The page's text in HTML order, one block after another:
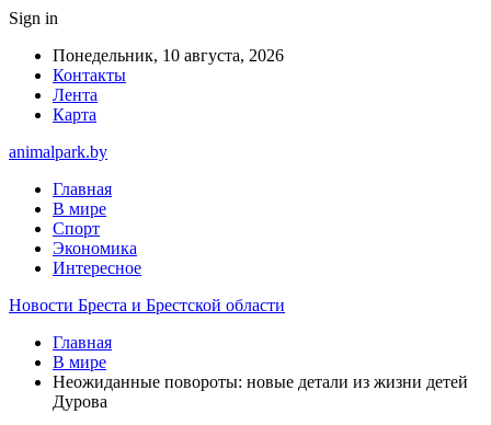
Sign in
Понедельник, 10 августа, 2026
Контакты
Лента
Карта
animalpark.by
Главная
В мире
Спорт
Экономика
Интересное
Новости Бреста и Брестской области
Главная
В мире
Неожиданные повороты: новые детали из жизни детей
Дурова